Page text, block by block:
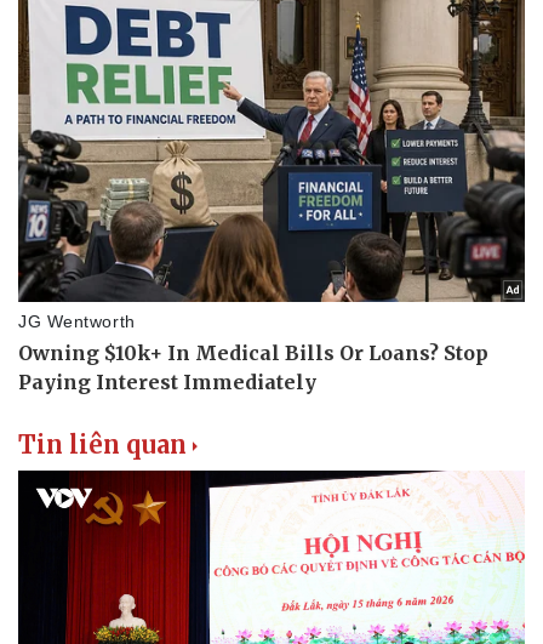
Tin liên quan